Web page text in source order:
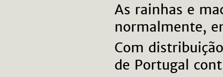
As rainhas e
normalmente,
Com
de Portugal